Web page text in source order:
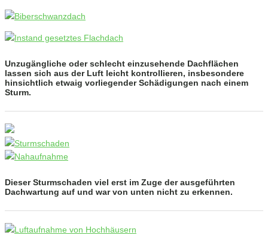
Unzugängliche oder schlecht einzusehende Dachflächen
lassen sich aus der Luft leicht kontrollieren, insbesondere
hinsichtlich etwaig vorliegender Schädigungen nach einem
Sturm.
Dieser Sturmschaden viel erst im Zuge der ausgeführten
Dachwartung auf und war von unten nicht zu erkennen.